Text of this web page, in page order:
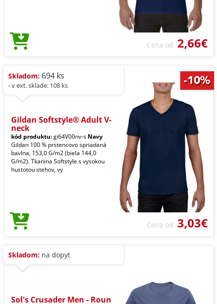
Cena od 2,66€
Skladom: 694 ks
- v ext. sklade: 108 ks
Gildan Softstyle® Adult V-
neck
kód produktu:gi64V00nv-s Navy
Gildan 100 % prstencovo spriadaná
bavlna, 153,0 G/m2 (biela 144,0
G/m2). Tkanina Softstyle s vysokou
hustotou stehov, vy
Cena od 3,03€
Skladom: na dopyt
Sol's Crusader Men - Roun